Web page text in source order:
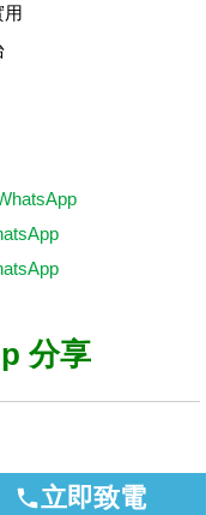
用
分享
立即致電
漏而引致任何不便或損